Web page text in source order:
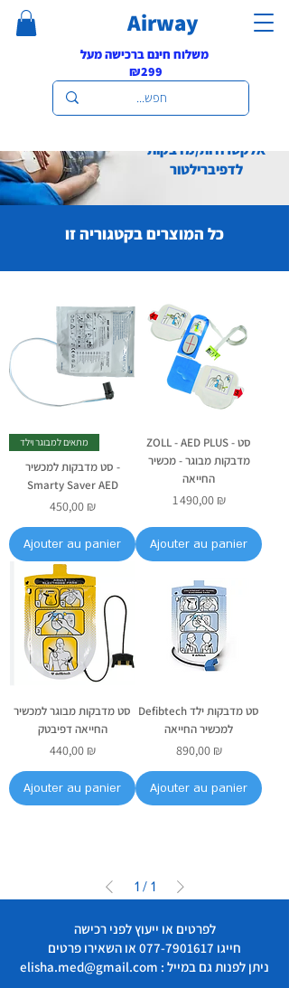
Airway
משלוח חינם ברכישה מעל
₪299
אלקטרודות/מדבקות
לדפיברילטור
כל המוצרים בקטגוריה זו
מתאים למבוגר וילד
סט מדבקות למכשיר -
Smarty Saver AED
Prix
450,00 ₪
Ajouter au panier
ZOLL - AED PLUS - סט
מדבקות מבוגר - מכשיר
החייאה
Prix
1 490,00 ₪
Ajouter au panier
סט מדבקות מבוגר למכשיר
החייאה דפיבטק
Prix
440,00 ₪
Ajouter au panier
Defibtech סט מדבקות ילד
למכשיר החייאה
Prix
890,00 ₪
Ajouter au panier
1 / 1
לפרטים או ייעוץ לפני רכישה
חייגו 077-7901617 או השאירו פרטים
ניתן לפנות גם במייל : elisha.med@gmail.com